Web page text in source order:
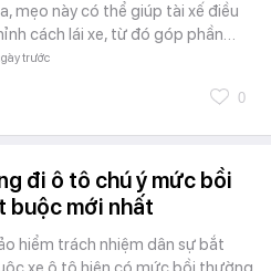
mẹo này có thể giúp tài xế điều
cách lái xe, từ đó góp phần…
trước
0
đi ô tô chú ý mức bồi
buộc mới nhất
hiểm trách nhiệm dân sự bắt